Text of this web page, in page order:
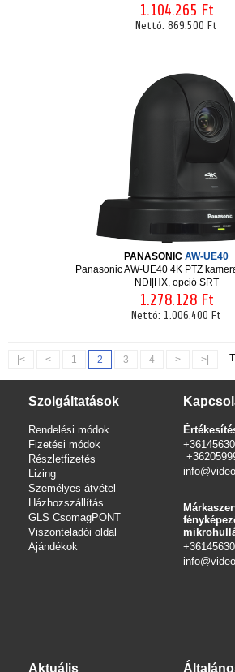
1.104.265 Ft
Nettó: 869.500 Ft
PANASONIC AW-UE40
Panasonic AW-UE40 4K PTZ
NDI|HX, opció SRT
1.278.128 Ft
Nettó: 1.006.400 Ft
|< < 1 2 3 4 > >|
Szolgáltatások
Rendelési módok
Fizetési módok
Részletfizetés
Lizing
Személyes átvétel
Házhozszállítás
GLS CsomagPONT
Viszonteladói oldal
Ajándékok
info
Aktuális